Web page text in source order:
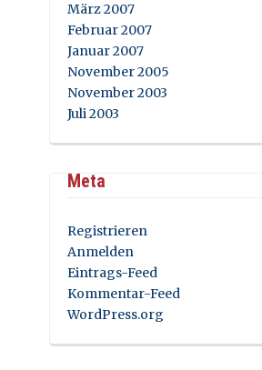
März 2007
Februar 2007
Januar 2007
November 2005
November 2003
Juli 2003
Meta
Registrieren
Anmelden
Eintrags-Feed
Kommentar-Feed
WordPress.org